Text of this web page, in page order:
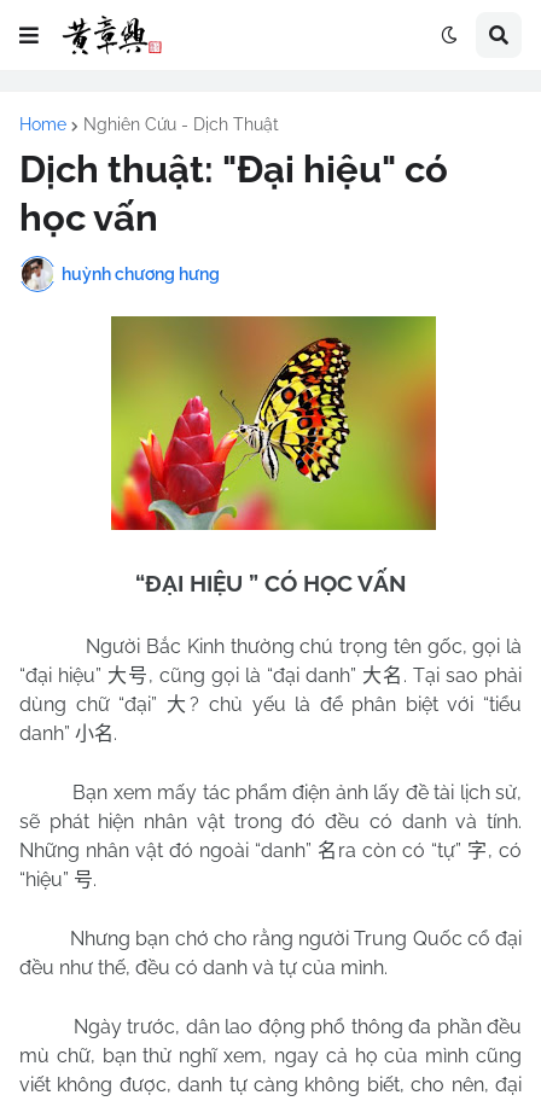
Home Nghiên Cứu - Dịch Thuật
Dịch thuật: "Đại hiệu" có
học vấn
huỳnh chương hưng
“ĐẠI HIỆU ” CÓ HỌC VẤN
Người Bắc Kinh thường chú trọng tên gốc, gọi là
“đại hiệu” 大号, cũng gọi là “đại danh” 大名 . Tại sao phải
dùng chữ “đại” 大 ? chủ yếu là để phân biệt với “tiểu
danh” 小名.
Bạn xem mấy tác phẩm điện ảnh lấy đề tài lịch sử,
sẽ phát hiện nhân vật trong đó đều có danh và tính.
Những nhân vật đó ngoài “danh” 名 ra còn có “tự” 字, có
“hiệu” 号.
Nhưng bạn chớ cho rằng người Trung Quốc cổ đại
đều như thế, đều có danh và tự của mình.
Ngày trước, dân lao động phổ thông đa phần đều
mù chữ, bạn thử nghĩ xem, ngay cả họ của mình cũng
viết không được, danh tự càng không biết, cho nên, đại